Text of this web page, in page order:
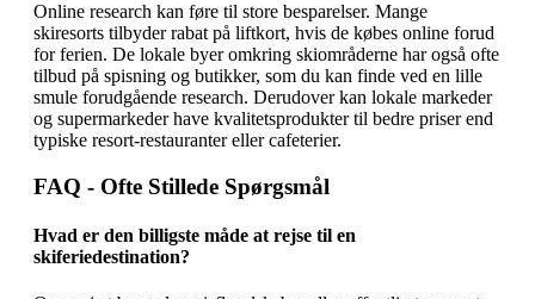
Online research kan føre til store besparelser. Mange
skiresorts tilbyder rabat på liftkort, hvis de købes online forud
for ferien. De lokale byer omkring skiområderne har også ofte
tilbud på spisning og butikker, som du kan finde ved en lille
smule forudgående research. Derudover kan lokale markeder
og supermarkeder have kvalitetsprodukter til bedre priser end
typiske resort-restauranter eller cafeterier.
FAQ - Ofte Stillede Spørgsmål
Hvad er den billigste måde at rejse til en
skiferiedestination?